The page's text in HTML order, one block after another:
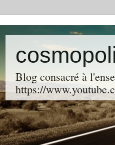
Blog consacré à
https://